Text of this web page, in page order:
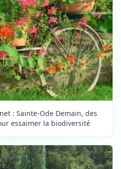
: Sainte-Ode Demain, des
essaimer la biodiversité